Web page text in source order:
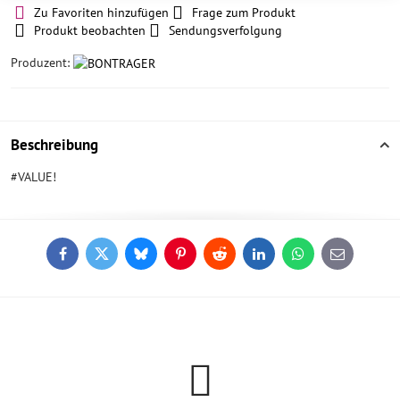
Zu Favoriten hinzufügen
Frage zum Produkt
Produkt beobachten
Sendungsverfolgung
Produzent:
Beschreibung
#VALUE!
FacebookTwitterBlueskyPinterestReddit LinkedInWhatsApp
E-
mail